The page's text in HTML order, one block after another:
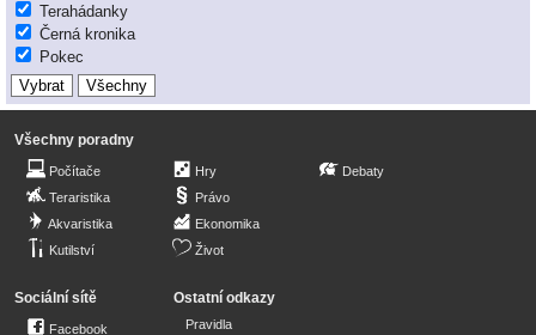
Terahádanky
Černá kronika
Pokec
Všechny poradny
Počítače
Teraristika
Akvaristika
Kutilství
Hry
Právo
Ekonomika
Život
Debaty
Sociální sítě
Facebook
Ostatní odkazy
Pravidla